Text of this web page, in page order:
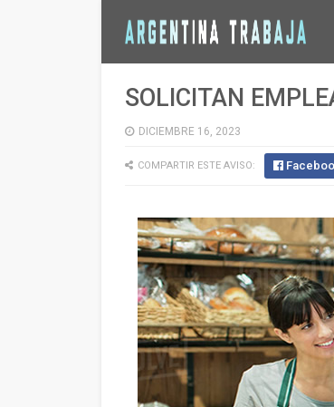
SOLICITAN
DICIEMBRE 16, 2023
COMPARTIR ESTE AVISO: